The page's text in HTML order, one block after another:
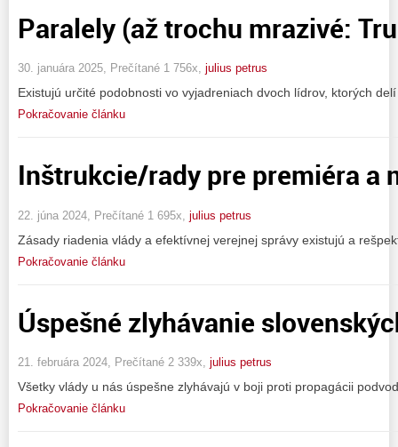
Paralely (až trochu mrazivé:
30. januára 2025, Prečítané 1 756x, julius petrus
Existujú určité podobnosti vo vyjadreniach dvoch lídrov, ktorých
Pokračovanie článku
Inštrukcie/rady pre premiéra a
22. júna 2024, Prečítané 1 695x, julius petrus
Zásady riadenia vlády a efektívnej verejnej správy existujú a
Pokračovanie článku
Úspešné zlyhávanie
21. februára 2024, Prečítané 2 339x, julius petrus
Všetky vlády u nás úspešne zlyhávajú v boji proti propagácii
Pokračovanie článku